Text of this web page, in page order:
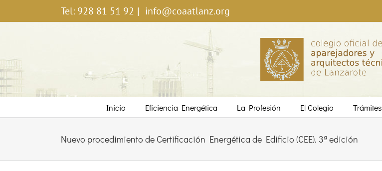
Tel: 928 81 51 92 | info@coaatlanz.org
Inicio Eficiencia Energética La Profesión El Colegio Trámites
Nuevo procedimiento de Certificación Energética de Edificio (CEE). 3ª edición